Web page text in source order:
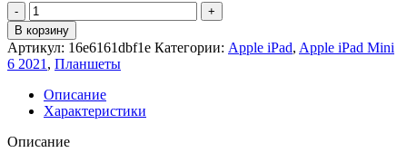
Количество
товара
Apple
iPad
Mini
6
2021
FI
В корзину
Артикул: 16e6161dbf1e Категории: Apple iPad, Apple iPad Mini
6 2021, Планшеты
Описание
Характеристики
Описание